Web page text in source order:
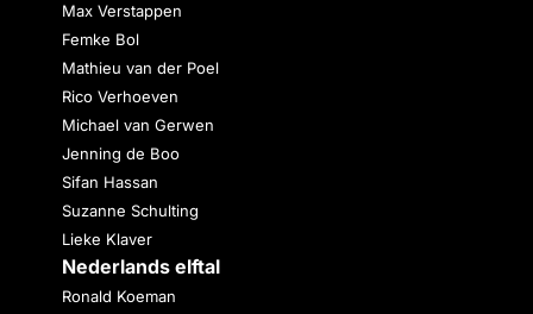
Max Verstappen
Femke Bol
Mathieu van der Poel
Rico Verhoeven
Michael van Gerwen
Jenning de Boo
Sifan Hassan
Suzanne Schulting
Lieke Klaver
Nederlands elftal
Ronald Koeman